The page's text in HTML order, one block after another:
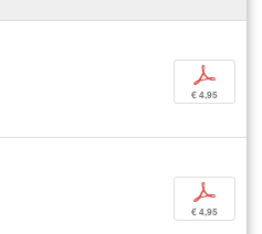
p
€ 4,95
p
€ 4,95